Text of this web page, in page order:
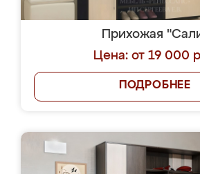
Прихожая
Цена: от 19 000
ПОДРОБНЕЕ